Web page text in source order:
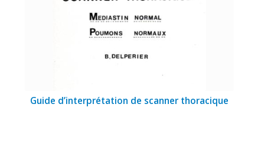
Guide d’interprétation de scanner thoracique